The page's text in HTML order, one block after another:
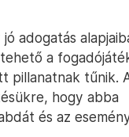
adogatás
a
pillanatnak tűnik.
hogy abba
és az